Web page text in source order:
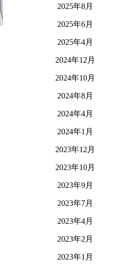
2025年8月
2025年6月
2025年4月
2024年12月
2024年10月
2024年8月
2024年4月
2024年1月
2023年12月
2023年10月
2023年9月
2023年7月
2023年4月
2023年2月
2023年1月